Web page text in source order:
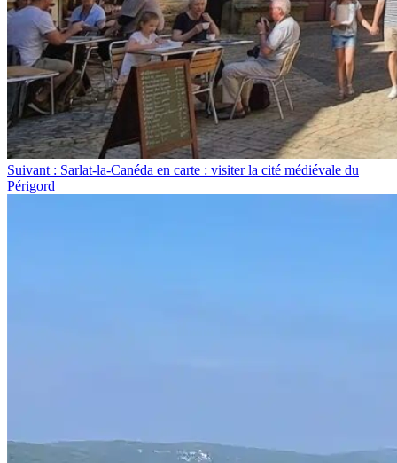
Suivant : Sarlat-la-Canéda en carte : visiter la cité médiévale du
Périgord